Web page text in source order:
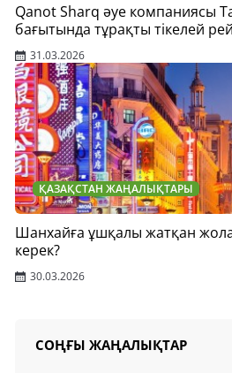
Qanot Sharq әуе компаниясы
бағытында тұрақты тікелей
31.03.2026
ҚАЗАҚСТАН ЖАҢАЛЫҚТАРЫ
Шанхайға ұшқалы жатқан
керек?
30.03.2026
СОҢҒЫ ЖАҢАЛЫҚТАР